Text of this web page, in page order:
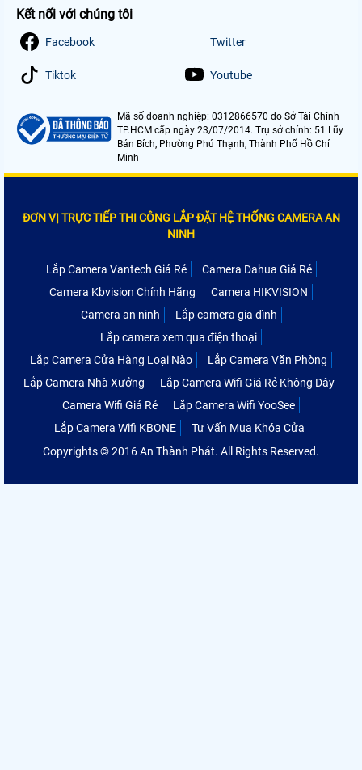
Kết nối với chúng tôi
Facebook Twitter
Tiktok Youtube
Mã số doanh nghiệp: 0312866570 do Sở Tài Chính
TP.HCM cấp ngày 23/07/2014. Trụ sở chính: 51 Lũy
Bán Bích, Phường Phú Thạnh, Thành Phố Hồ Chí
Minh
ĐƠN VỊ TRỰC TIẾP THI CÔNG LẮP ĐẶT HỆ THỐNG CAMERA AN
NINH
Lắp Camera Vantech Giá Rẻ
Camera Dahua Giá Rẻ
Camera Kbvision Chính Hãng
Camera HIKVISION
Camera an ninh
Lắp camera gia đình
Lắp camera xem qua điện thoại
Lắp Camera Cửa Hàng Loại Nào
Lắp Camera Văn Phòng
Lắp Camera Nhà Xưởng
Lắp Camera Wifi Giá Rẻ Không Dây
Camera Wifi Giá Rẻ
Lắp Camera Wifi YooSee
Lắp Camera Wifi KBONE
Tư Vấn Mua Khóa Cửa
Copyrights © 2016 An Thành Phát. All Rights Reserved.